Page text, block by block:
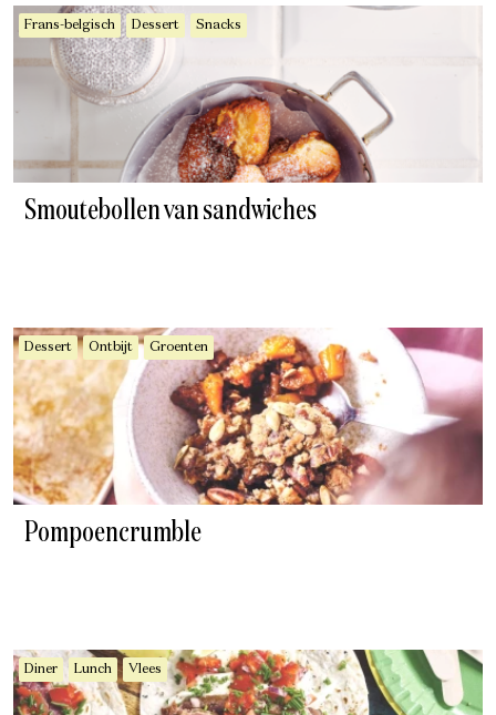
Frans-belgisch Dessert Snacks
Smoutebollen van sandwiches
Dessert Ontbijt Groenten
Pompoencrumble
Diner Lunch Vlees